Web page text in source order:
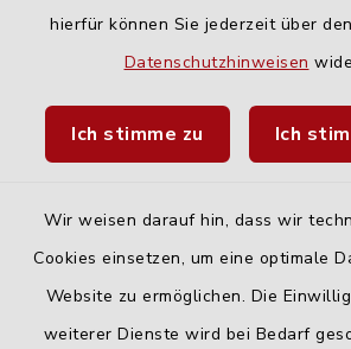
hierfür können Sie jederzeit über
Datenschutzhinweisen
Ich stimme zu Ich
Wir weisen darauf hin, dass wir
Cookies einsetzen, um eine optimale
Website zu ermöglichen. Die
weiterer Dienste wird bei Bedarf
Quicklinks
Fahrplanauskunft DING